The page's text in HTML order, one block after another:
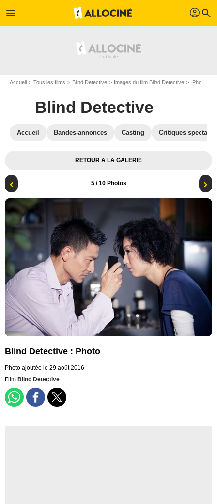
menu profil search
Accueil Tous les films Blind Detective Images du film Blind Detective Photo du film Blind Detective - Photo 5
Blind Detective
Accueil Bandes-annonces Casting Critiques
RETOUR À LA GALERIE
5/ 10 Photos
Blind Detective : Photo
Photo ajoutée le 29 août 2016
Film Blind Detective